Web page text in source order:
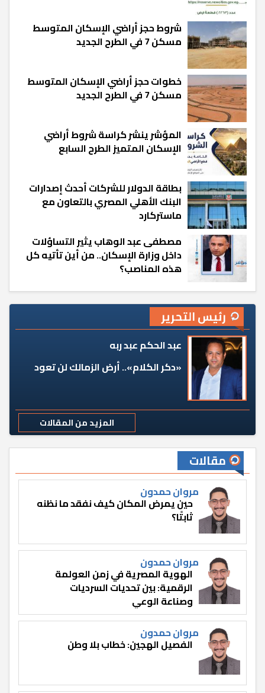
شروط حجز أراضي الإسكان المتوسط
مسكن 7 في الطرح الجديد
خطوات حجز أراضي الإسكان المتوسط
مسكن 7 في الطرح الجديد
المؤشر ينشر كراسة شروط أراضي
الإسكان المتميز الطرح السابع
بطاقة الدولار للشركات أحدث إصدارات
البنك الأهلي المصري بالتعاون مع
ماستركارد
مصطفى عبد الوهاب يثير التساؤلات
داخل وزارة الإسكان.. من أين تأتيه كل
هذه المناصب؟
رئيس التحرير
عبد الحكم عبد ربه
«دكر الكلام».. أرض الزمالك لن تعود
المزيد من المقالات
مقالات
مروان حمدون
حين يمرض المكان كيف نفقد ما نظنه
ثابتًا؟
مروان حمدون
الهوية المصرية في زمن العولمة
الرقمية: بين تحديات السرديات
وصناعة الوعي
مروان حمدون
الفصيل الهجين: خطاب بلا وطن